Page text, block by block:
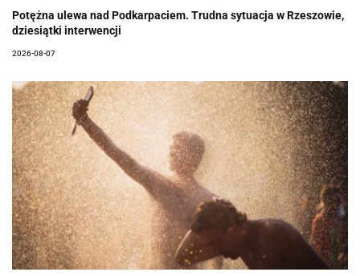
Potężna ulewa nad Podkarpaciem. Trudna sytuacja w Rzeszowie,
dziesiątki interwencji
2026-08-07